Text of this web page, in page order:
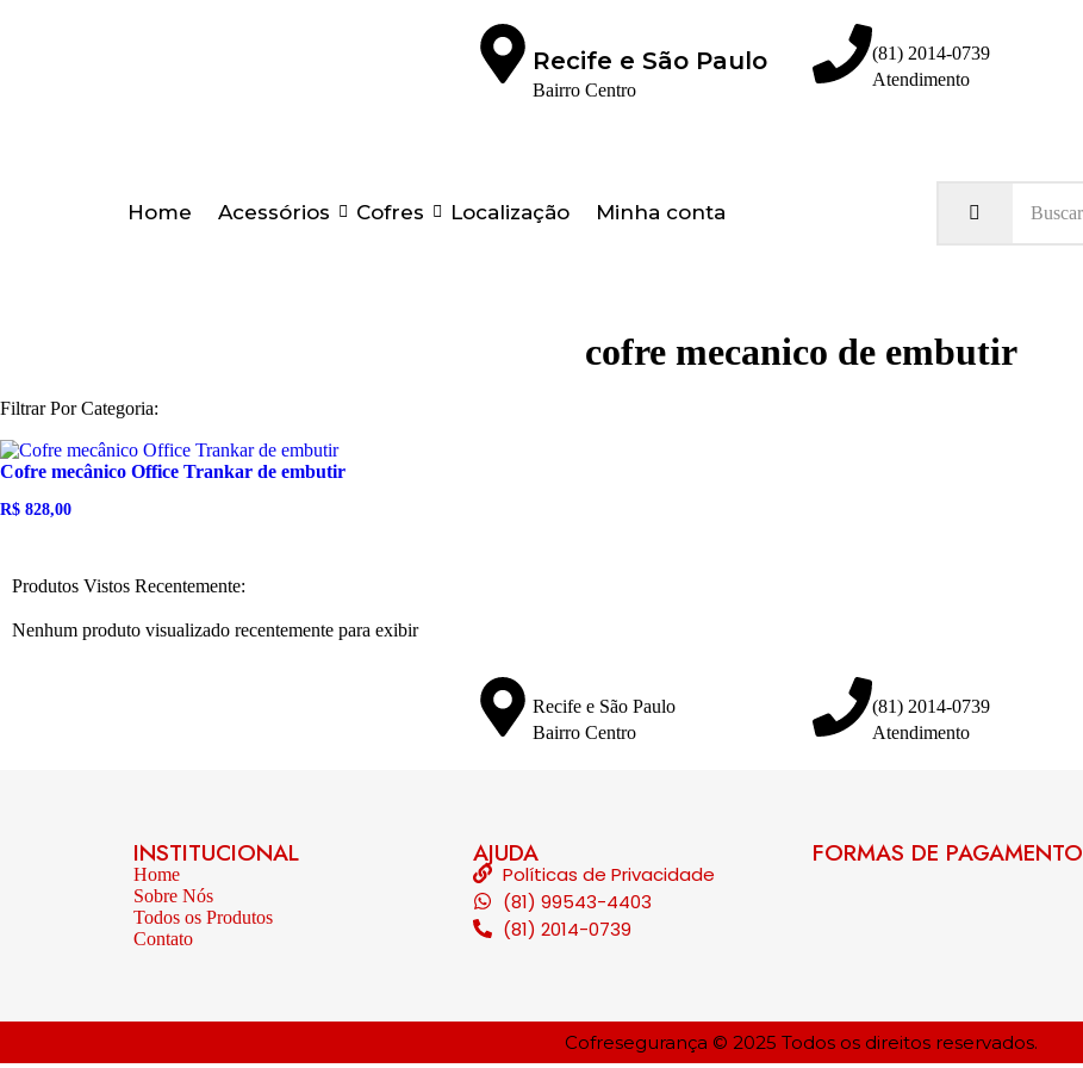
Recife e São Paulo
Bairro Centro
(81) 2014-0739
Atendimento
Home Acessórios Cofres Localização Minha conta
cofre mecanico de embutir
Filtrar Por Categoria:
Cofre mecânico Office Trankar de embutir
R$ 828,00
Produtos Vistos Recentemente:
Nenhum produto visualizado recentemente para exibir
Recife e São Paulo
Bairro Centro
(81) 2014-0739
Atendimento
INSTITUCIONAL
Home
Sobre Nós
Todos os Produtos
Contato
AJUDA
Políticas de Privacidade
(81) 99543-4403
(81) 2014-0739
FORMAS DE PAGAMENTO
Cofresegurança © 2025 Todos os direitos reservados.